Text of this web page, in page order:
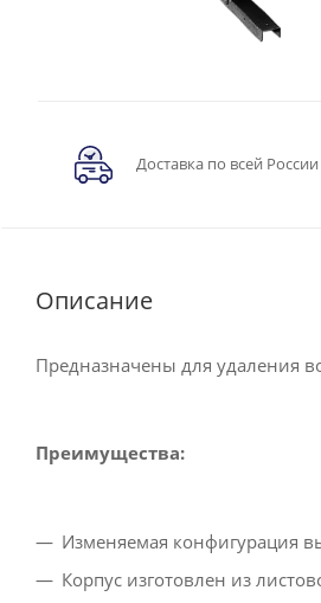
Доставка по всей России
Описание
Предназначены для удаления
Преимущества:
Изменяемая конфигурация
Корпус изготовлен из